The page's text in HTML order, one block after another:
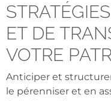
ET DE
VOTRE
Anticiper et
le pérenniser et en